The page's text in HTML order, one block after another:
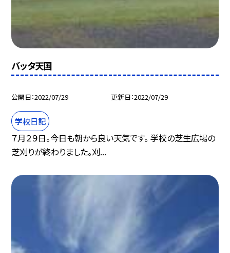
バッタ天国
公開日 2022/07/29 更新日 2022/07/29
学校日記
７月２９日。今日も朝から良い天気です。 学校の芝生広場の
芝刈りが終わりました。刈...